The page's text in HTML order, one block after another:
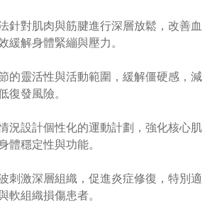
針對肌肉與筋腱進行深層放鬆，改善血
緩解身體緊繃與壓力。
的靈活性與活動範圍，緩解僵硬感，減
復發風險。
況設計個性化的運動計劃，強化核心肌
體穩定性與功能。
刺激深層組織，促進炎症修復，特別適
軟組織損傷患者。